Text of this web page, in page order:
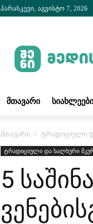
პარასკევი, აგვისტო 7, 2026
ᲛᲗᲐᲕᲐᲠᲘ ᲡᲘᲐᲮᲚᲔᲔᲑᲘ
მთავარი ტრადიციული
ტრადიციული და ხალხური
5